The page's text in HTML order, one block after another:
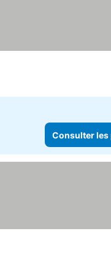
Consulter les